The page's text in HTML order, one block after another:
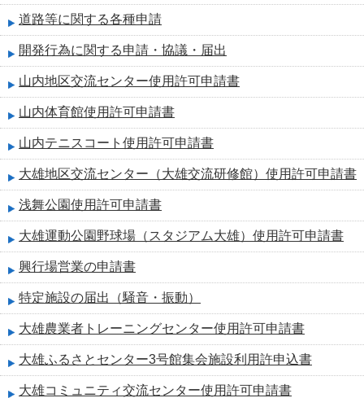
道路等に関する各種申請
開発行為に関する申請・協議・届出
山内地区交流センター使用許可申請書
山内体育館使用許可申請書
山内テニスコート使用許可申請書
大雄地区交流センター（大雄交流研修館）使用許可申請書
浅舞公園使用許可申請書
大雄運動公園野球場（スタジアム大雄）使用許可申請書
興行場営業の申請書
特定施設の届出（騒音・振動）
大雄農業者トレーニングセンター使用許可申請書
大雄ふるさとセンター3号館集会施設利用許申込書
大雄コミュニティ交流センター使用許可申請書